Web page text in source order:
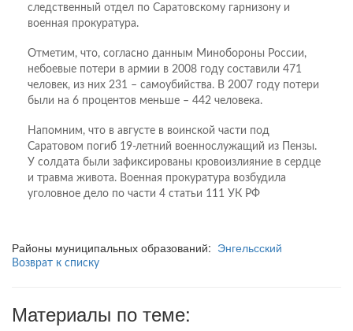
следственный отдел по Саратовскому гарнизону и
военная прокуратура.
Отметим, что, согласно данным Минобороны России,
небоевые потери в армии в 2008 году составили 471
человек, из них 231 – самоубийства. В 2007 году потери
были на 6 процентов меньше – 442 человека.
Напомним, что в августе в воинской части под
Саратовом погиб 19-летний военнослужащий из Пензы.
У солдата были зафиксированы кровоизлияние в сердце
и травма живота. Военная прокуратура возбудила
уголовное дело по части 4 статьи 111 УК РФ
Районы муниципальных образований: Энгельсский
Возврат к списку
Материалы по теме: